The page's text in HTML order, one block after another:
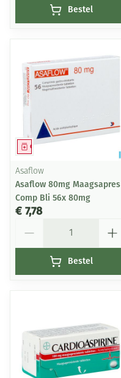
Bestel
Geneesmiddel
Asaflow
Asaflow 80mg Maagsapres
Comp Bli 56x 80mg
€ 7,78
Bestel